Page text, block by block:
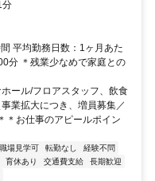
分
平均勤務日数：1ヶ月あた
分 ＊残業少なめで家庭との
ール/フロアスタッフ、飲食
業拡大につき、増員募集／
＊お仕事のアピールポイン
職場見学可 転勤なし
経験不問
育休あり 交通費支給
長期歓迎